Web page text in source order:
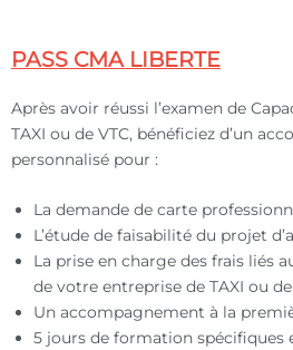
PASS CMA LIBERTE
Après avoir réussi l’examen de
TAXI ou de VTC, bénéficiez d’un
personnalisé pour :
La demande de carte
L’étude de faisabilité du projet
La prise en charge des frais liés
de votre entreprise de TAXI ou de
Un accompagnement à la
5 jours de formation spécifiques